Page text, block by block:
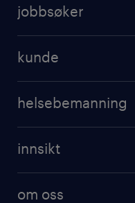
ledige stillinger
jobbsøker
kunde
helsebemanning
innsikt
om oss